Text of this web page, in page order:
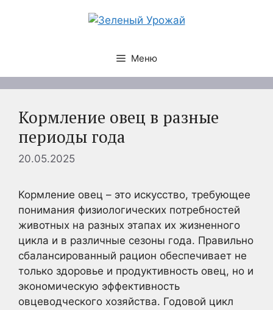
Меню
Кормление овец в разные
периоды года
20.05.2025
Кормление овец – это искусство, требующее
понимания физиологических потребностей
животных на разных этапах их жизненного
цикла и в различные сезоны года. Правильно
сбалансированный рацион обеспечивает не
только здоровье и продуктивность овец, но и
экономическую эффективность
овцеводческого хозяйства. Годовой цикл